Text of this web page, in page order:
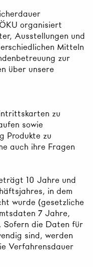
organisiert
Ausstellungen und
Mitteln
zur
über unsere
zu
sowie
Produkte zu
auch ihre Fragen
10 Jahre und
in dem
wurde (gesetzliche
7 Jahre,
Sofern die Daten für
sind, werden
Verfahrensdauer